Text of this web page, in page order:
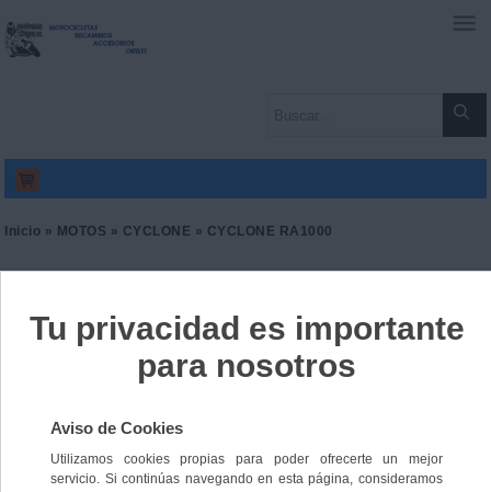
Inicio » MOTOS » CYCLONE » CYCLONE RA1000
Ref. 9165314045878
0,00 €IVA incl.